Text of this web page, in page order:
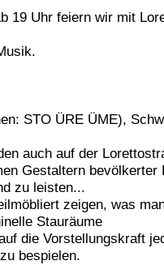
19 Uhr feiern wir mit
STO ÜRE ÜME),
auch auf der
Gestaltern bevölkerter
zu leisten...
zeigen, was
Stauräume
die Vorstellungskraft
bespielen.